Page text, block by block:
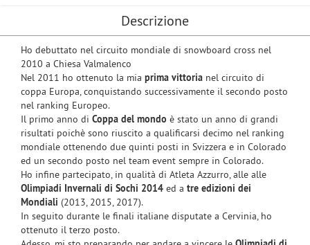
Descrizione
Ho debuttato nel circuito mondiale di snowboard cross nel
2010 a Chiesa Valmalenco
Nel 2011 ho ottenuto la mia prima vittoria nel circuito di
coppa Europa, conquistando successivamente il secondo posto
nel ranking Europeo.
Il primo anno di Coppa del mondo è stato un anno di grandi
risultati poichè sono riuscito a qualificarsi decimo nel ranking
mondiale ottenendo due quinti posti in Svizzera e in Colorado
ed un secondo posto nel team event sempre in Colorado.
Ho infine partecipato, in qualità di Atleta Azzurro, alle alle
Olimpiadi Invernali di Sochi 2014 ed a tre edizioni dei
Mondiali (2013, 2015, 2017).
In seguito durante le finali italiane disputate a Cervinia, ho
ottenuto il terzo posto.